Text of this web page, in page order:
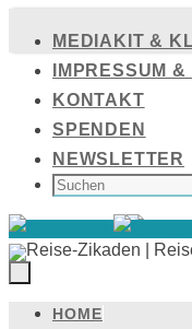
Inhalt
springen
MEDIAKIT &
IMPRESSUM
KONTAKT
SPENDEN
NEWSLETTER
SUCHEN
NACH:
Zum
HOME